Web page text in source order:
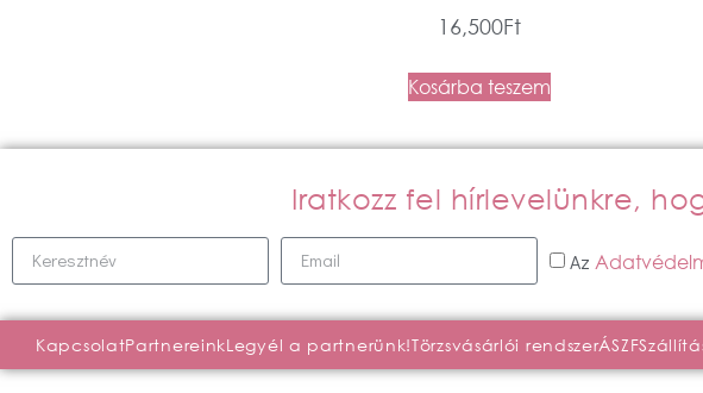
16,500Ft
Kosárba teszem
Iratkozz fel hírlevelünkre,
Az
KapcsolatPartnereinkLegyél a partnerünk!Törzsvásárlói rendszerÁSZF